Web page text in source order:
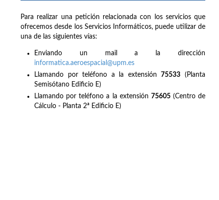
Para realizar una petición relacionada con los servicios que
ofrecemos desde los Servicios Informáticos, puede utilizar de
una de las siguientes vías:
Enviando un mail a la dirección
informatica.aeroespacial@upm.es
Llamando por teléfono a la extensión 75533 (Planta
Semisótano Edificio E)
Llamando por teléfono a la extensión 75605(Centro de
Cálculo - Planta 2ª Edificio E)